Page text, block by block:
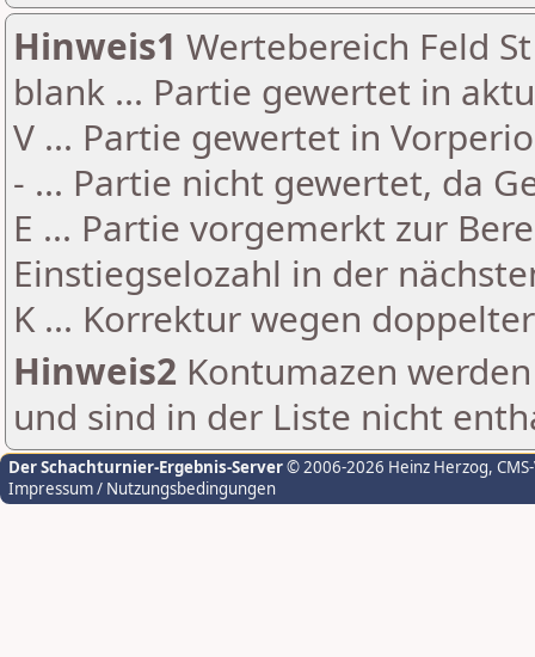
Hinweis1 Wertebereich Feld
blank ... Partie gewertet in
V ... Partie gewertet in
- ... Partie nicht gewertet, da
E ... Partie vorgemerkt zur
Einstiegselozahl in der
K ... Korrektur wegen
Hinweis2 Kontumazen
und sind in der Liste nicht
Der Schachturnier-Ergebnis-Server© 2006-2026 Heinz Herzog,
Impressum / Nutzungsbedingungen